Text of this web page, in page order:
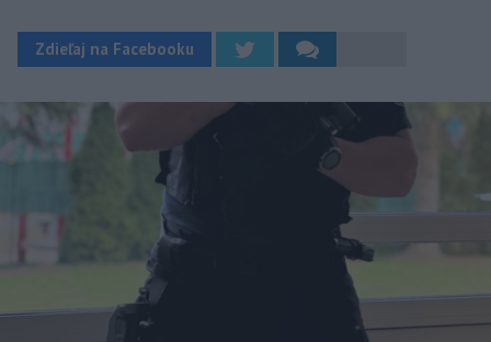
Zdieľaj na Facebooku